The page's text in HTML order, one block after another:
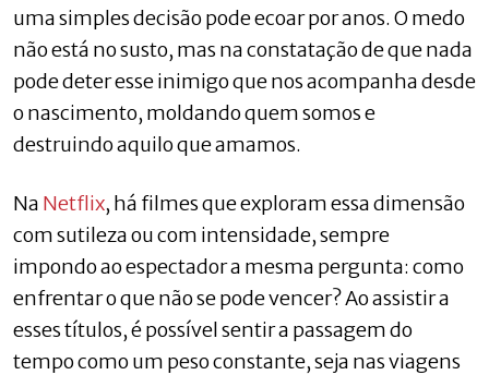
uma simples decisão pode ecoar por anos. O medo
não está no susto, mas na constatação de que nada
pode deter esse inimigo que nos acompanha desde
o nascimento, moldando quem somos e
destruindo aquilo que amamos.
Na Netflix, há filmes que exploram essa dimensão
com sutileza ou com intensidade, sempre
impondo ao espectador a mesma pergunta: como
enfrentar o que não se pode vencer? Ao assistir a
esses títulos, é possível sentir a passagem do
tempo como um peso constante, seja nas viagens